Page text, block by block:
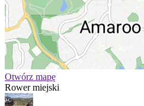
Otwórz mapę
Rower miejski